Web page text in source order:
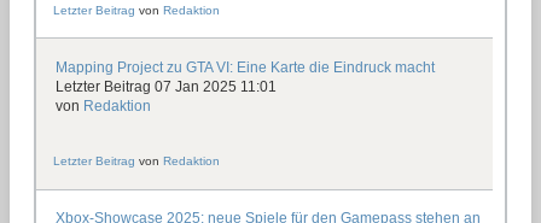
Letzter Beitrag vonRedaktion
Mapping Project zu GTA VI: Eine Karte die Eindruck macht
Letzter Beitrag 07 Jan 2025 11:01
von Redaktion
Letzter Beitrag von Redaktion
Xbox-Showcase 2025: neue Spiele für den Gamepass stehen an